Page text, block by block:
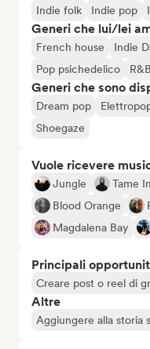
Indie folk Indie pop
Generi che lui/lei
French house Indie
Pop psichedelico
R&B
Generi che sono
Dream pop
Shoegaze
Vuole ricevere
Jungle Tame
Blood Orange
Magdalena Bay
Principali
Creare post o reel di
Altre
Aggiungere alla storia